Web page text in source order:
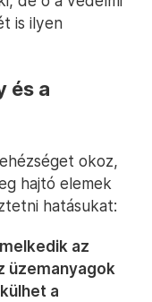
is ilyen
és a
okoz,
hajtó elemek
hatásukat:
az
üzemanyagok
a